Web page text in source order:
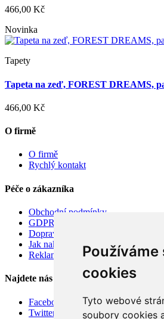
cookies
Tyto webové
soubory cookies
466,00 Kč
Novinka
Tapety
Tapeta na zeď, FOREST DREAMS,
466,00 Kč
O firmě
O firmě
Rychlý kontakt
Péče o zákazníka
Obchodní podmínky
GDPR
Doprava
Jak nakupovat
Reklamace
Najdete nás
Facebook
Twitter